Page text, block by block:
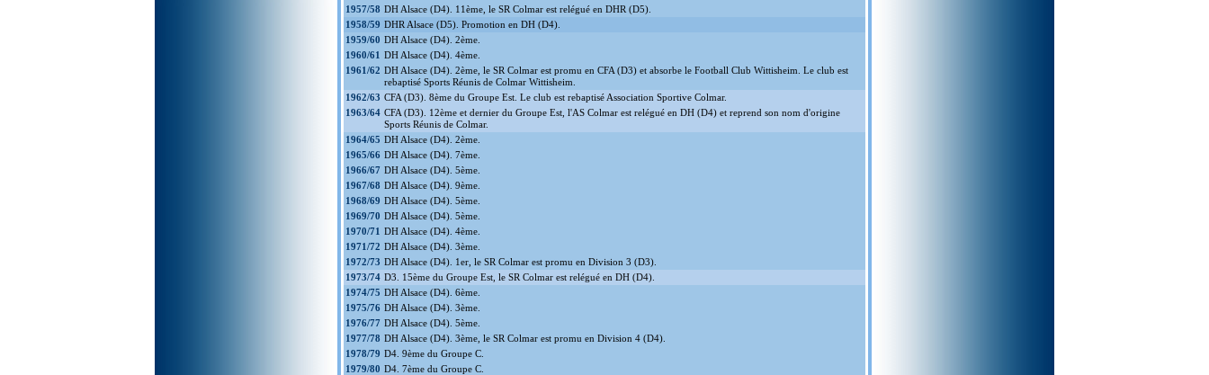
1957/58 DH Alsace (D4). 11ème, le SR Colmar est relégué en DHR (D5).
1958/59 DHR Alsace (D5). Promotion en DH (D4).
1959/60 DH Alsace (D4). 2ème.
1960/61 DH Alsace (D4). 4ème.
1961/62 DH Alsace (D4). 2ème, le SR Colmar est promu en CFA (D3) et absorbe le Football Club Wittisheim. Le club est
rebaptisé Sports Réunis de Colmar Wittisheim.
1962/63 CFA (D3). 8ème du Groupe Est. Le club est rebaptisé Association Sportive Colmar.
1963/64 CFA (D3). 12ème et dernier du Groupe Est, l'AS Colmar est relégué en DH (D4) et reprend son nom d'origine
Sports Réunis de Colmar.
1964/65 DH Alsace (D4). 2ème.
1965/66 DH Alsace (D4). 7ème.
1966/67 DH Alsace (D4). 5ème.
1967/68 DH Alsace (D4). 9ème.
1968/69 DH Alsace (D4). 5ème.
1969/70 DH Alsace (D4). 5ème.
1970/71 DH Alsace (D4). 4ème.
1971/72 DH Alsace (D4). 3ème.
1972/73 DH Alsace (D4). 1er, le SR Colmar est promu en Division 3 (D3).
1973/74 D3. 15ème du Groupe Est, le SR Colmar est relégué en DH (D4).
1974/75 DH Alsace (D4). 6ème.
1975/76 DH Alsace (D4). 3ème.
1976/77 DH Alsace (D4). 5ème.
1977/78 DH Alsace (D4). 3ème, le SR Colmar est promu en Division 4 (D4).
1978/79 D4. 9ème du Groupe C.
1979/80 D4. 7ème du Groupe C.